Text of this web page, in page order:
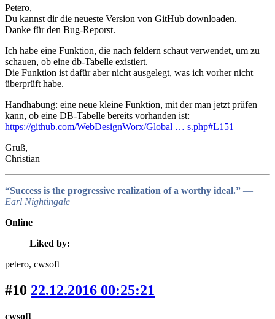
Petero,
Du kannst dir die neueste Version von GitHub downloaden.
Danke für den Bug-Reporst.
Ich habe eine Funktion, die nach feldern schaut verwendet, um zu
schauen, ob eine db-Tabelle existiert.
Die Funktion ist dafür aber nicht ausgelegt, was ich vorher nicht
überprüft habe.
Handhabung: eine neue kleine Funktion, mit der man jetzt prüfen
kann, ob eine DB-Tabelle bereits vorhanden ist:
https://github.com/WebDesignWorx/Global … s.php#L151
Gruß,
Christian
“Success is the progressive realization of a worthy ideal.” ―
Earl Nightingale
Online
Liked by:
petero, cwsoft
#10 22.12.2016 00:25:21
cwsoft